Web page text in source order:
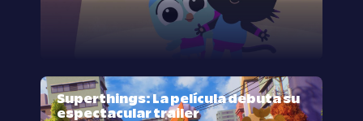
Superthings: La película debuta su
espectacular trailer